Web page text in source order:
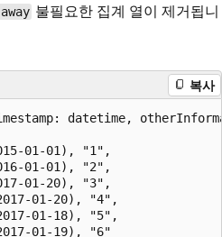
불필요한 집계 열이 제거됩니
복사
datetime,
01-01), "1",
01-01), "2",
01-20), "3",
01-20), "4",
01-18), "5",
01-19), "6"